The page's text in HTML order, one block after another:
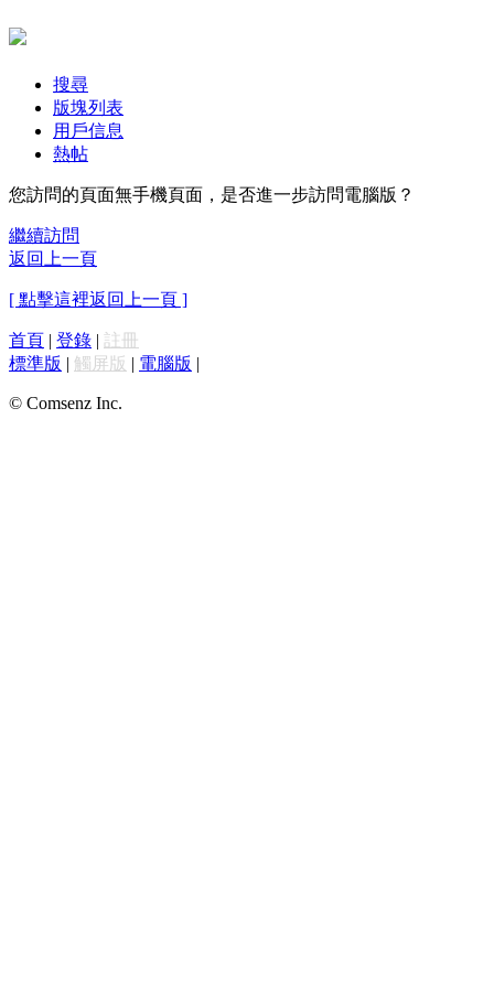
搜尋
版塊列表
用戶信息
熱帖
您訪問的頁面無手機頁面，是否進一步訪問電腦版？
繼續訪問
返回上一頁
[ 點擊這裡返回上一頁 ]
首頁 | 登錄 | 註冊
標準版 | 觸屏版 | 電腦版 |
© Comsenz Inc.